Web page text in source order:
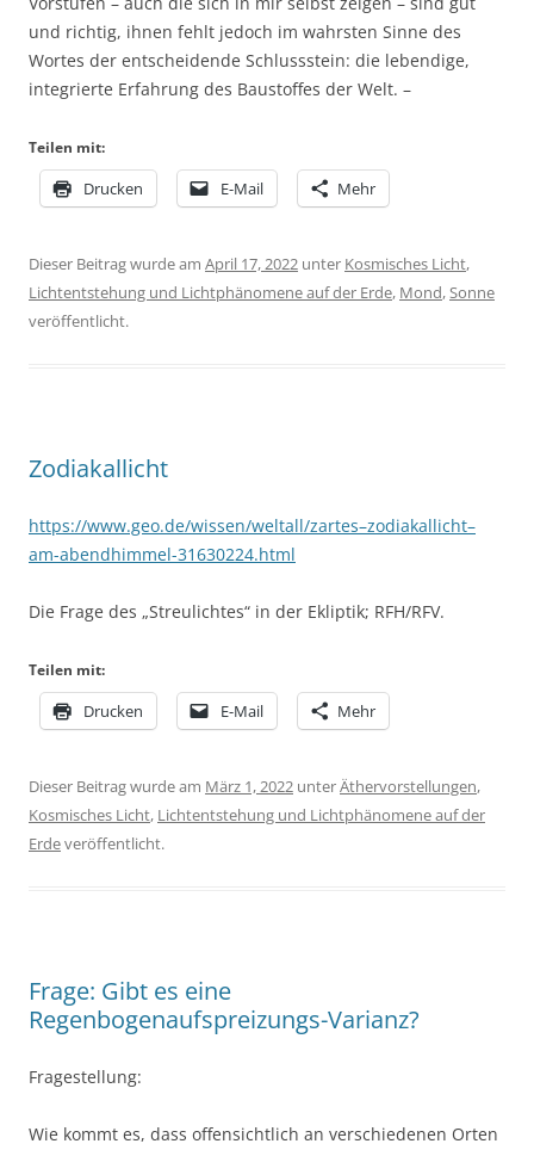
und richtig, ihnen fehlt jedoch im wahrsten Sinne des
Wortes der entscheidende Schlussstein: die lebendige,
integrierte Erfahrung des Baustoffes der Welt. –
Teilen mit:
Drucken E-Mail Mehr
Dieser Beitrag wurde am April 17, 2022 unter Kosmisches Licht,
Lichtentstehung und Lichtphänomene auf der Erde, Mond,Sonne
veröffentlicht.
Zodiakallicht
https://www.geo.de/wissen/weltall/zartes–zodiakallicht–
am-abendhimmel-31630224.html
Die Frage des „Streulichtes“ in der Ekliptik; RFH/RFV.
Teilen mit:
Drucken E-Mail Mehr
Dieser Beitrag wurde am März 1, 2022 unterÄthervorstellungen,
Kosmisches Licht, Lichtentstehung und Lichtphänomene auf der
Erdeveröffentlicht.
Frage: Gibt es eine
Regenbogenaufspreizungs-Varianz?
Fragestellung:
Wie kommt es, dass offensichtlich an verschiedenen Orten